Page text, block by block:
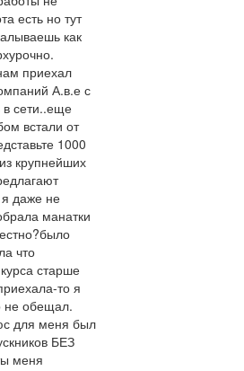
есть но тут
как
приехал
А.в.е с
в сети..еще
встали от
1000
крупнейших
я даже не
манатки
что
старше
то я
не обещал.
для меня был
БЕЗ
меня